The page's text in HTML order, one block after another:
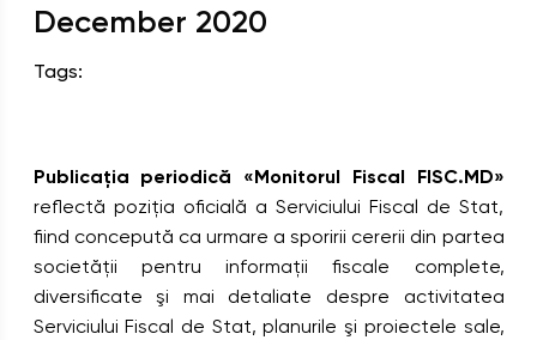
December 2020
Tags:
Publicaţia periodică «Monitorul Fiscal FISC.MD»
reflectă poziţia oficială a Serviciului Fiscal de Stat,
fiind concepută ca urmare a sporirii cererii din partea
societăţii pentru informaţii fiscale complete,
diversificate şi mai detaliate despre activitatea
Serviciului Fiscal de Stat, planurile şi proiectele sale,